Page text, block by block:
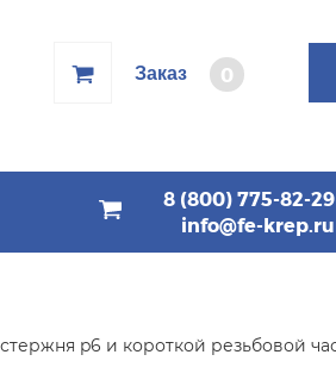
Заказ 0
8 (800) 775-82-29
info@fe-krep.ru
p6 и короткой резьбовой